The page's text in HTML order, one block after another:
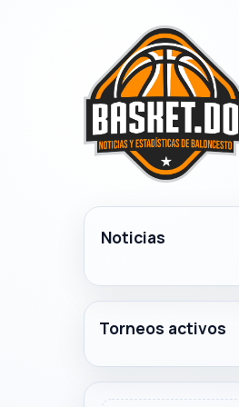
Noticias
Torneos activos